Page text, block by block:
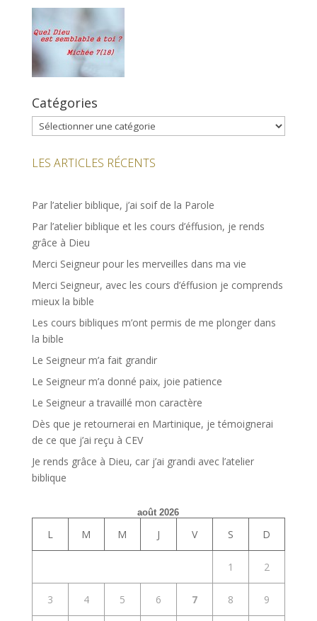
Catégories
Catégories
LES ARTICLES RÉCENTS
Par l’atelier biblique, j’ai soif de la Parole
Par l’atelier biblique et les cours d’éffusion, je rends
grâce à Dieu
Merci Seigneur pour les merveilles dans ma vie
Merci Seigneur, avec les cours d’éffusion je comprends
mieux la bible
Les cours bibliques m’ont permis de me plonger dans
la bible
Le Seigneur m’a fait grandir
Le Seigneur m’a donné paix, joie patience
Le Seigneur a travaillé mon caractère
Dès que je retournerai en Martinique, je témoignerai
de ce que j’ai reçu à CEV
Je rends grâce à Dieu, car j’ai grandi avec l’atelier
biblique
août 2026
L M M J V S D
1 2
3 4 5 6 7 8 9